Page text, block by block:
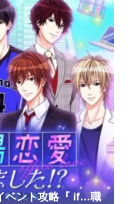
ベント攻略『 if…職